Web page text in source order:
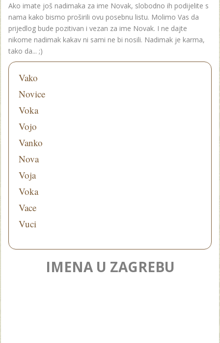
Ako imate još nadimaka za ime Novak, slobodno ih podijelite s
nama kako bismo proširili ovu posebnu listu. Molimo Vas da
prijedlog bude pozitivan i vezan za ime Novak. I ne dajte
nikome nadimak kakav ni sami ne bi nosili. Nadimak je karma,
tako da... ;)
Vako
Novice
Voka
Vojo
Vanko
Nova
Voja
Voka
Vace
Vuci
IMENA U ZAGREBU